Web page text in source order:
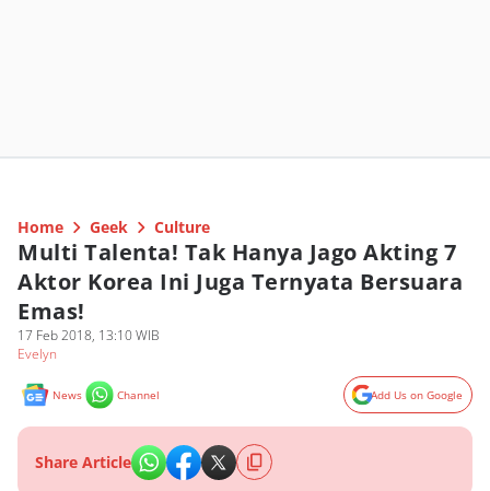
Home Geek Culture
Multi Talenta! Tak Hanya Jago Akting 7
Aktor Korea Ini Juga Ternyata Bersuara
Emas!
17 Feb 2018, 13:10 WIB
Evelyn
News Channel Add Us on Google
Share Article